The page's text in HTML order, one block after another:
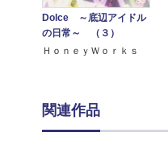
Dolce ～底辺アイドル
の日常～ （３）
ＨｏｎｅｙＷｏｒｋｓ
関連作品